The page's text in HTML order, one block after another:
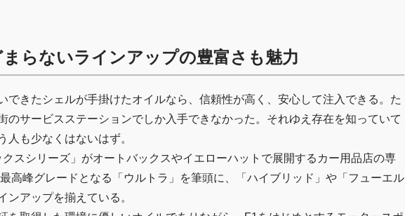
らないラインアップの豊富さも魅力
できたシェルが手掛けたオイルなら、信頼性が高く、安心して注入できる。た
のサービスステーションでしか入手できなかった。それゆえ存在を知っていて
も少なくはないはず。
スシリーズ」がオートバックスやイエローハットで展開するカー用品店の専
高峰グレードとなる「ウルトラ」を筆頭に、「ハイブリッド」や「フューエル
ンアップを揃えている。